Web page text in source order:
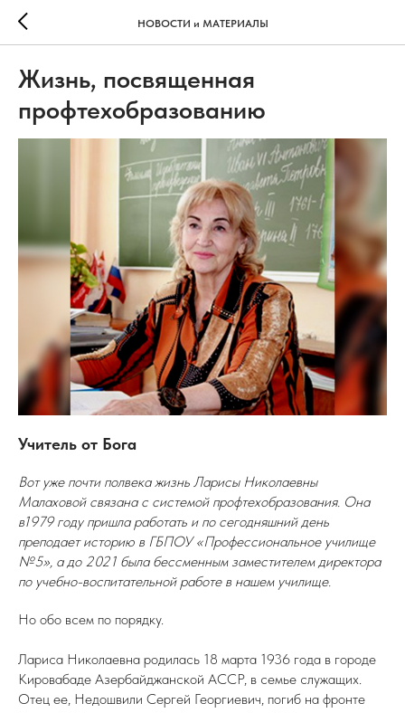
НОВОСТИ и МАТЕРИАЛЫ
Жизнь, посвященная
профтехобразованию
Учитель от Бога
Вот уже почти полвека жизнь Ларисы Николаевны
Малаховой связана с системой профтехобразования. Она
в1979 году пришла работать и по сегодняшний день
преподает историю в ГБПОУ «Профессиональное училище
№5», а до 2021 была бессменным заместителем директора
по учебно-воспитательной работе в нашем училище.
Но обо всем по порядку.
Лариса Николаевна родилась 18 марта 1936 года в городе
Кировабаде Азербайджанской АССР, в семье служащих.
Отец ее, Недошвили Сергей Георгиевич, погиб на фронте